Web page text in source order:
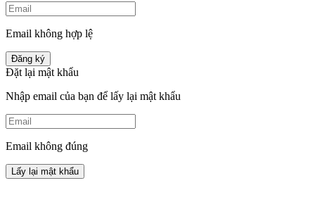
Email không hợp lệ
Đăng ký
Đặt lại mật khẩu
Nhập email của bạn để lấy lại mật khẩu
Email không đúng
Lấy lại mật khẩu